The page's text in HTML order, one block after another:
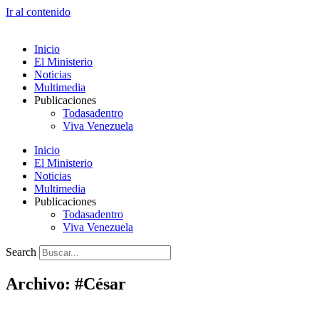
Ir al contenido
Inicio
El Ministerio
Noticias
Multimedia
Publicaciones
Todasadentro
Viva Venezuela
Inicio
El Ministerio
Noticias
Multimedia
Publicaciones
Todasadentro
Viva Venezuela
Search
Archivo: #César